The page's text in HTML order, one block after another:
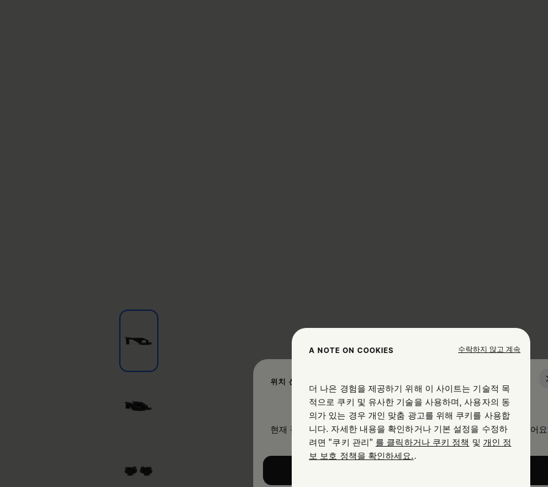
위치 선택하기
현재 접속하신 위치는 United States입니다. 위치를 업데이트하시겠어
A NOTE ON COOKIES 수락하지 않고 계속
더 나은 경험을 제공하기 위해 이 사이트는 기술적 목
적으로 쿠키 및 유사한 기술을 사용하며, 사용자의 동
의가 있는 경우 개인 맞춤 광고를 위해 쿠키를 사용합
니다. 자세한 내용을 확인하거나 기본 설정을 수정하
려면 "쿠키 관리" 를 클릭하거나 쿠키 정책 및 개인 정
보 보호 정책을 확인하세요..